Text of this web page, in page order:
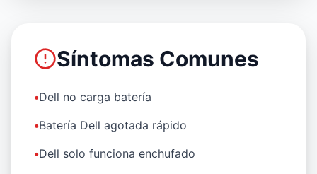
Síntomas Comunes
•Dell no carga batería
•Batería Dell agotada rápido
•Dell solo funciona enchufado